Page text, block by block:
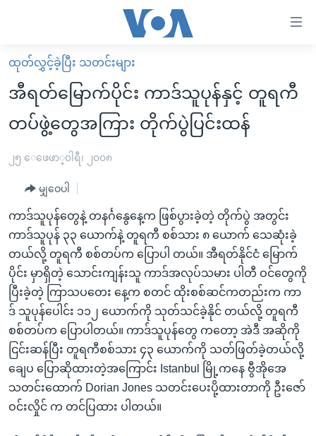
လွယ်ကူ
စေ
သည့်
များ
အကြောင်းအရာ
ကြည့်
ရန်
ပင်မ
ညွန်း
စာမျက်နှာ
ကျော်
မူလစာမျက်နှာ
မြန်မာ
ကမ္ဘာ့သတင်းများ
အစ္စရေး-ပါလက်စတိုင်း
ရပ်ဝန်းတခု လမ်းတခု အလွန်
အင်္ဂလိပ်စာလေ့လာမယ်
အမေရိကန်သုံးအီဒီယံ
မကြေးမုံရဲ့ အင်္ဂလိပ်စာ
ရုပ်ရှင်ထဲက အင်္ဂလိပ်စာ
သုတပဒေသာ အင်္ဂလိပ်စာ
အပတ်စဉ်ကဏ္ဍများ
ရေဒီယို
တီဗွီ
ရေဒီယိုနှင့်ရုပ်သံ အချက်အလက်များ
ရေဒီယို/တီဗွီအစီအစဉ်
Learning English
ဗွီအိုအေ လူမှုကွန်ယက်များ
ထုတ်လွှင့်ခဲ့ပြီး သတင်းများ
အီရတ်မြောက်ပိုင်း ကာဒ်သူပုန်နှင့် တူရကီ
တပ်ဖွဲ့တွေအကြား တိုက်ပွဲပြင်းထန်
၂၅ ေဖေဖာ္၀ါရီ၊ ၂၀၀၈
မျှဝေပါ
ကာဒ်သူပုန်တွေနဲ့ တနင်္ဂနွေနေ့က ဖြစ်ပွားခဲ့တဲ့ တိုက်ပွဲ အတွင်း
ကာဒ်သူပုန် ၃၃ ယောက်နဲ့ တူရကီ စစ်သား ၈ ယောက် သေဆုံးခဲ့
တယ်လို့ တူရကီ စစ်တပ်က ပြောပါ တယ်။ အီရတ်နိုင်ငံ မြောက်
ပိုင်း မှာရှိတဲ့ သောင်းကျန်းသူ ကာဒ်အလုပ်သမား ပါတီ ဝင်တွေကို
ပြီးခဲ့တဲ့ ကြာသပတေး နေ့က စတင် ထိုးစစ်ဆင်ကတည်းက ကာ
ဒ် သူပုန်ပေါင်း ၁၁၂ ယောက်ကို သုတ်သင်ခဲ့နိုင် တယ်လို့ တူရကီ
စစ်တပ်က ပြောပါတယ်။ ကာဒ်သူပုန်တွေ ကတော့ အဲဒီ အဆိုကို
ငြင်းဆန်ပြီး တူရကီစစ်သား ၄၃ ယောက်ကို သတ်ဖြတ်ခဲ့တယ်လို့
ချေပ ပြောဆိုထားတဲ့အကြောင်း Istanbul မြို့ကနေ ဗွီအိုအေ
သတင်းထောက် Dorian Jones သတင်းပေးပို့ထားတာကို ဦးဇော်
ဝင်းလှိုင် က တင်ပြထား ပါတယ်။